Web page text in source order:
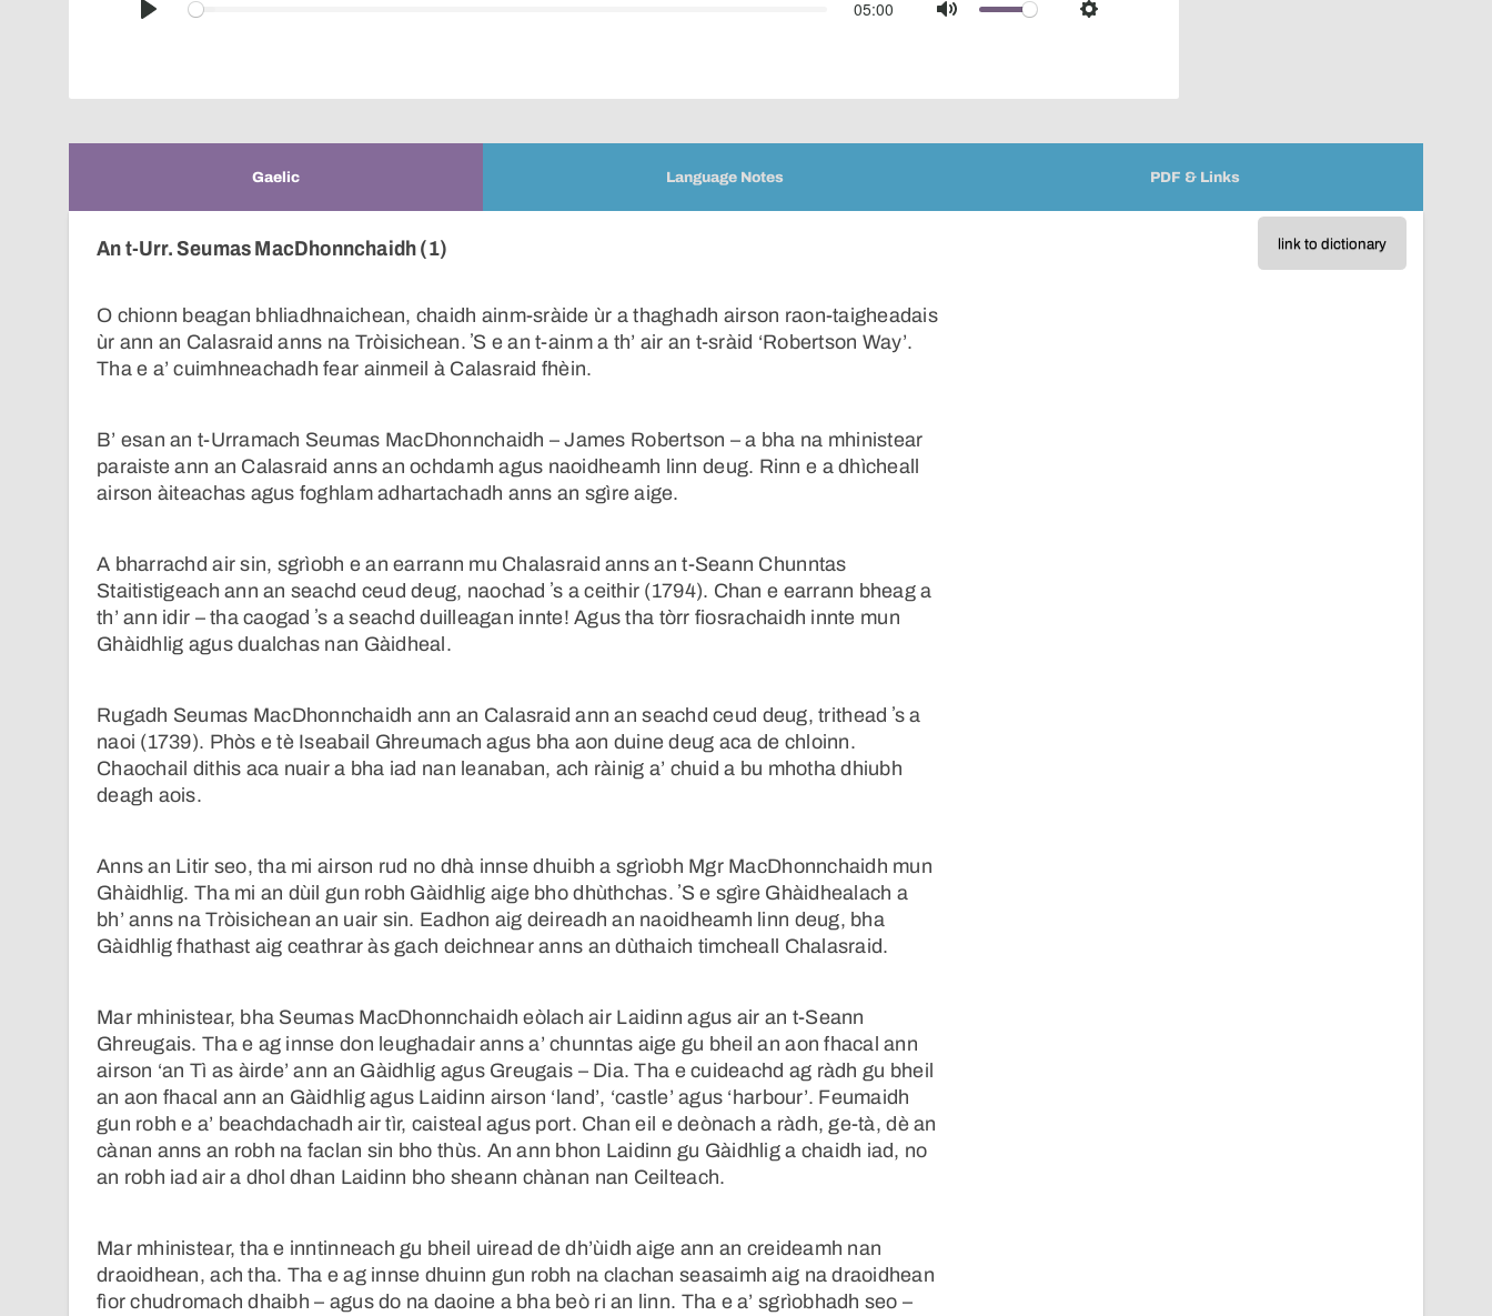
Play
05:00
Mute Settings
Gaelic Language Notes PDF & Links
link to dictionary
An t-Urr. Seumas MacDhonnchaidh (1)
O chionn beagan bhliadhnaichean, chaidh ainm-sràide ùr a thaghadh airson raon-taigheadais
ùr ann an Calasraid anns na Tròisichean. ʼS e an t-ainm a th’ air an t-sràid ‘Robertson Way’.
Tha e a’ cuimhneachadh fear ainmeil à Calasraid fhèin.
B’ esan an t-Urramach Seumas MacDhonnchaidh – James Robertson – a bha na mhinistear
paraiste ann an Calasraid anns an ochdamh agus naoidheamh linn deug. Rinn e a dhìcheall
airson àiteachas agus foghlam adhartachadh anns an sgìre aige.
A bharrachd air sin, sgrìobh e an earrann mu Chalasraid anns an t-Seann Chunntas
Staitistigeach ann an seachd ceud deug, naochad ʼs a ceithir (1794). Chan e earrann bheag a
th’ ann idir – tha caogad ʼs a seachd duilleagan innte! Agus tha tòrr fiosrachaidh innte mun
Ghàidhlig agus dualchas nan Gàidheal.
Rugadh Seumas MacDhonnchaidh ann an Calasraid ann an seachd ceud deug, trithead ʼs a
naoi (1739). Phòs e tè Iseabail Ghreumach agus bha aon duine deug aca de chloinn.
Chaochail dithis aca nuair a bha iad nan leanaban, ach ràinig a’ chuid a bu mhotha dhiubh
deagh aois.
Anns an Litir seo, tha mi airson rud no dhà innse dhuibh a sgrìobh Mgr MacDhonnchaidh mun
Ghàidhlig. Tha mi an dùil gun robh Gàidhlig aige bho dhùthchas. ʼS e sgìre Ghàidhealach a
bh’ anns na Tròisichean an uair sin. Eadhon aig deireadh an naoidheamh linn deug, bha
Gàidhlig fhathast aig ceathrar às gach deichnear anns an dùthaich timcheall Chalasraid.
Mar mhinistear, bha Seumas MacDhonnchaidh eòlach air Laidinn agus air an t-Seann
Ghreugais. Tha e ag innse don leughadair anns a’ chunntas aige gu bheil an aon fhacal ann
airson ‘an Tì as àirde’ ann an Gàidhlig agus Greugais – Dia. Tha e cuideachd ag ràdh gu bheil
an aon fhacal ann an Gàidhlig agus Laidinn airson ‘land’, ‘castle’ agus ‘harbour’. Feumaidh
gun robh e a’ beachdachadh air tìr, caisteal agus port. Chan eil e deònach a ràdh, ge-tà, dè an
cànan anns an robh na faclan sin bho thùs. An ann bhon Laidinn gu Gàidhlig a chaidh iad, no
an robh iad air a dhol dhan Laidinn bho sheann chànan nan Ceilteach.
Mar mhinistear, tha e inntinneach gu bheil uiread de dh’ùidh aige ann an creideamh nan
draoidhean, ach tha. Tha e ag innse dhuinn gun robh na clachan seasaimh aig na draoidhean
fìor chudromach dhaibh – agus do na daoine a bha beò ri an linn. Tha e a’ sgrìobhadh seo –